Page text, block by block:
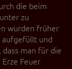
die beim
zu
wurden früher
aufgefüllt und
dass man für die
Feuer